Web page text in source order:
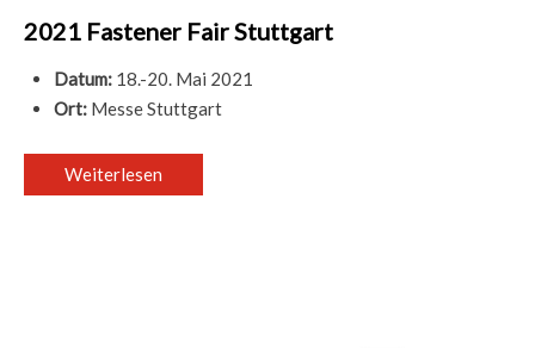
2021 Fastener Fair Stuttgart
Datum: 18.-20. Mai 2021
Ort: Messe Stuttgart
Weiterlesen